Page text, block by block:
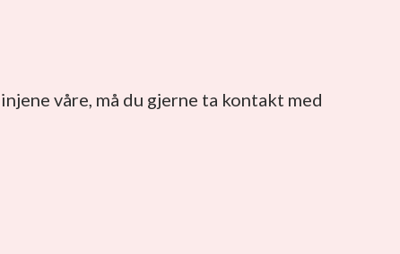
våre, må du gjerne ta kontakt med